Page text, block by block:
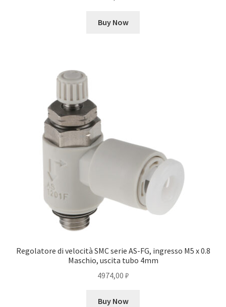
Buy Now
Regolatore di velocità SMC serie AS-FG, ingresso M5 x 0.8
Maschio, uscita tubo 4mm
4974,00 ₽
Buy Now